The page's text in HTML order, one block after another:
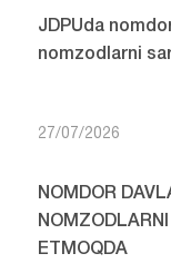
JDPUda
nomzodlarni
27/07/2026
NOMDOR
ETMOQDA